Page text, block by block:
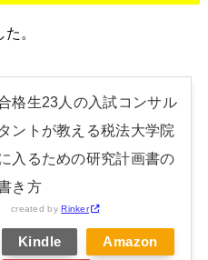
。
格生23人の入試コンサル
タントが教える税法大学院
入るための研究計画書の
き方
created byRinker
Kindle Amazon